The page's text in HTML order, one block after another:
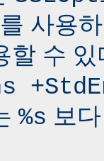
를 사용
할 수
%s 보